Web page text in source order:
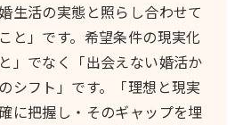
生活の実態と照らし合わせて
と」です。希望条件の現実化
」でなく「出会えない婚活か
シフト」です。「理想と現実
に把握し・そのギャップを埋